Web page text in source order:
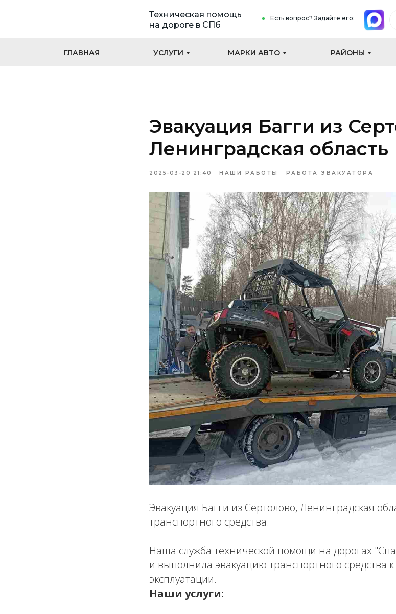
Есть вопрос? Задайте его:
ГЛАВНАЯ УСЛУГИ МАРКИ АВТО РАЙОНЫ
Техническая помощь
на дороге в СПб
Эвакуация Багги из
Ленинградская область
2025-03-20 21:40 НАШИ РАБОТЫ РАБОТА ЭВАКУАТОРА
Эвакуация Багги из Сертолово, Ленинградская
транспортного средства.
Наша служба технической помощи на дорогах
и выполнила эвакуацию транспортного средства
эксплуатации.
Наши услуги: